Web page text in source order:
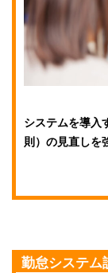
システムを導入
則）の見直しを
勤怠システム